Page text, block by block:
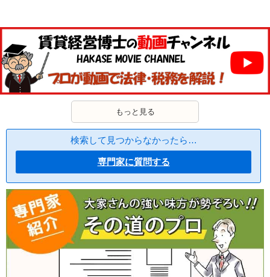
もっと見る
検索して見つからなかったら…
専門家に質問する